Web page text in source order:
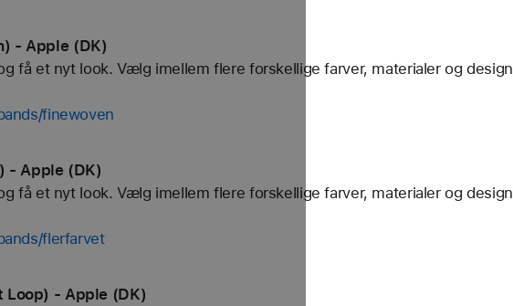
- Apple (DK)
få et nyt look. Vælg imellem flere forskellige farver, materialer og
finewoven
- Apple (DK)
få et nyt look. Vælg imellem flere forskellige farver, materialer og
flerfarvet
Loop) - Apple (DK)